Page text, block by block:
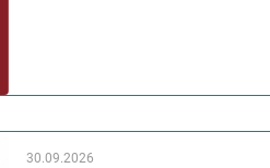
30.09.2026